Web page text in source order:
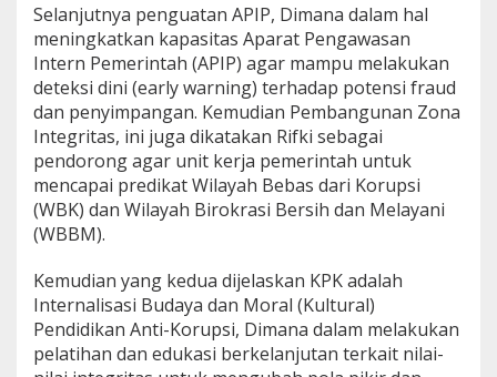
Selanjutnya penguatan APIP, Dimana dalam hal
meningkatkan kapasitas Aparat Pengawasan
Intern Pemerintah (APIP) agar mampu melakukan
deteksi dini (early warning) terhadap potensi fraud
dan penyimpangan. Kemudian Pembangunan Zona
Integritas, ini juga dikatakan Rifki sebagai
pendorong agar unit kerja pemerintah untuk
mencapai predikat Wilayah Bebas dari Korupsi
(WBK) dan Wilayah Birokrasi Bersih dan Melayani
(WBBM).
Kemudian yang kedua dijelaskan KPK adalah
Internalisasi Budaya dan Moral (Kultural)
Pendidikan Anti-Korupsi, Dimana dalam melakukan
pelatihan dan edukasi berkelanjutan terkait nilai-